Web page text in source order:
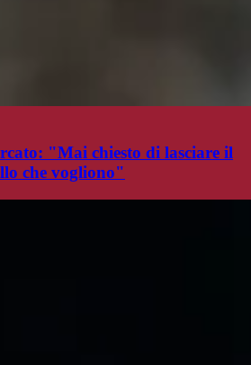
"Mai chiesto di lasciare il
che vogliono"